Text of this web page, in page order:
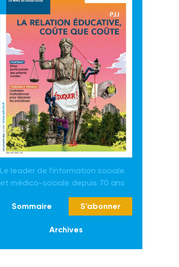
Le leader de l'information sociale
et médico-sociale depuis 70 ans
Sommaire S'abonner
Archives